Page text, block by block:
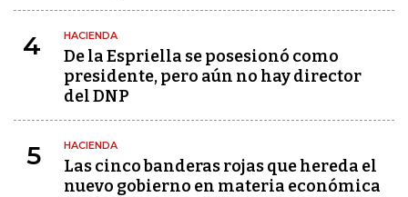
4 HACIENDA
De la Espriella se posesionó como
presidente, pero aún no hay director
del DNP
5 HACIENDA
Las cinco banderas rojas que hereda el
nuevo gobierno en materia económica